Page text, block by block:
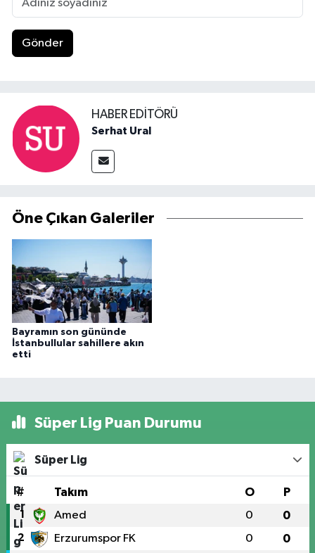
Gönder
HABER EDITÖRÜ
Serhat Ural
Öne Çıkan Galeriler
Bayramın son gününde
İstanbullular sahillere akın
etti
Süper Lig Puan Durumu
Süper Lig
# Takım O P
1 Amed 0 0
2 Erzurumspor FK 0 0